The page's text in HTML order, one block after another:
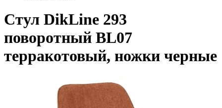
Стул DikLine 293
поворотный BL07
терракотовый, ножки черные